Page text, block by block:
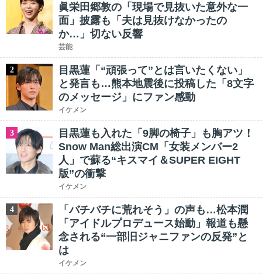
眞栄田郷敦の「現場で見抜いた意外な一
面」披露も「夫は見抜けなかったの
か…」切ない反響
芸能
2
目黒蓮「“頑張って”とは言いたくない」
と発言も…熊本地震後に投稿した「8文字
のメッセージ」にファン感動
イケメン
3
目黒蓮も入れた「9脚の椅子」も胸アツ！
Snow Man総出演CM「女装メンバー2
人」で蘇る“キスマイ＆SUPER EIGHT
版”の衝撃
イケメン
4
「バチバチに荒れそう」の声も…松本潤
「アイドルプロデュース始動」報道も懸
念される“一部旧ジャニファンの反発”と
は
イケメン